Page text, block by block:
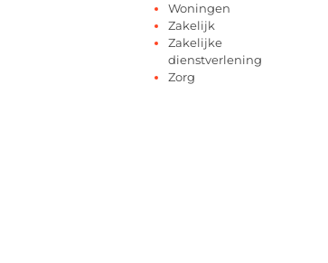
Woningen
Zakelijk
Zakelijke
dienstverlening
Zorg